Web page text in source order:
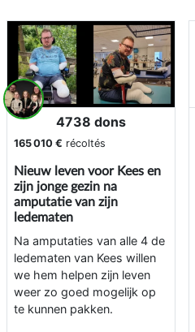
4738 dons
165 010 € récoltés
Nieuw leven voor Kees en
zijn jonge gezin na
amputatie van zijn
ledematen
Na amputaties van alle 4 de
ledematen van Kees willen
we hem helpen zijn leven
weer zo goed mogelijk op
te kunnen pakken.